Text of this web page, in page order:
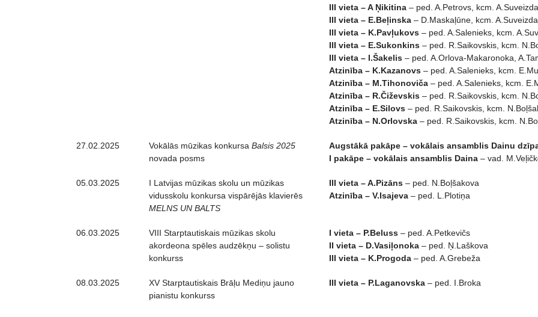
III vieta – A Ņikitina – ped. A.Petrovs, kcm. A.Suveizda
III vieta – E.Beļinska – D.Maskaļūne, kcm. A.Suveizda
III vieta – K.Pavļukovs – ped. A.Salenieks, kcm.
III vieta – E.Sukonkins – ped. R.Saikovskis, kcm.
III vieta – I.Šakelis – ped. A.Orlova-Makaronoka,
Atzinība – K.Kazanovs – ped. A.Salenieks, kcm.
Atzinība – M.Tihonoviča – ped. A.Salenieks, kcm.
Atzinība – R.Čiževskis – ped. R.Saikovskis, kcm.
Atzinība – E.Silovs – ped. R.Saikovskis, kcm.
Atzinība – N.Orlovska – ped. R.Saikovskis, kcm.
27.02.2025 Vokālās mūzikas konkursa Balsis 2025
novada posms
Augstākā pakāpe – vokālais ansamblis Dainu
I pakāpe – vokālais ansamblis Daina – vad.
05.03.2025
I Latvijas mūzikas skolu un mūzikas
vidusskolu konkursa vispārējās klavierēs
MELNS UN BALTS
III vieta – A.Pizāns – ped. N.Boļšakova
Atzinība – V.Isajeva – ped. L.Plotiņa
06.03.2025
VIII Starptautiskais mūzikas skolu
akordeona spēles audzēkņu – solistu
konkurss
I vieta – P.Beluss – ped. A.Petkevičs
II vieta – D.Vasiļonoka – ped. Ņ.Laškova
III vieta – K.Progoda – ped. A.Grebeža
08.03.2025
XV Starptautiskais Brāļu Mediņu jauno
pianistu konkurss
III vieta – P.Laganovska – ped. I.Broka